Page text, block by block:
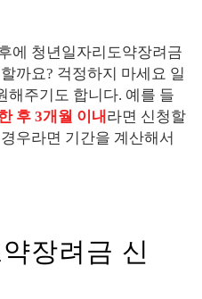
에 청년일자리도약장려금
까요? 걱정하지 마세요 일
해주기도 합니다. 예를 들
후 3개월 이내 라면 신청할
우라면 기간을 계산해서
장려금 신